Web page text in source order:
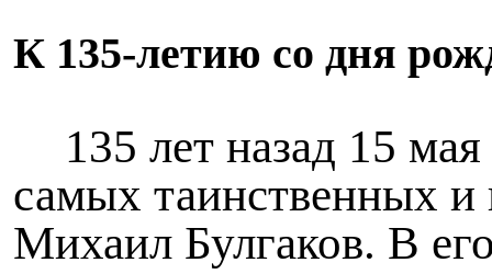
К 135-летию со дня
135 лет назад 15
самых таинственных
Михаил Булгаков. В